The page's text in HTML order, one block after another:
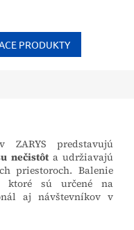
pre zdravotníckych
PRODUKTY
ZARYS predstavujú
nečistôt a udržiavajú
priestoroch. Balenie
ktoré sú určené na
aj návštevníkov v